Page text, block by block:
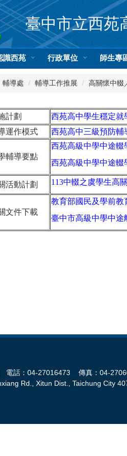
臺中市立西苑
識西苑 行政單位 師生專
輔導處 輔導工作推展 高關懷中輟
計劃
西苑高中學生穩定就
運作模式
西苑高中三級預防輔
輔導要點
西苑高級中學中途輟
西苑高級中學中途輟
活動計劃 113中輟之虞學生高
文件下載
教育部國民及學前教
臺中市高級中學中途
話：04-27016473 傳真：04-
Rd., Xitun Dist., Taichung City